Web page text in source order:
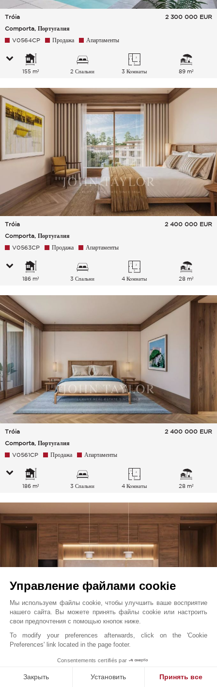
Tróia
Comporta, Португалия
2 300 000 EUR
V0564CP Продажа Апартаменты
155 m² 2 Спальни 3 Комнаты 89 m²
Tróia
Comporta, Португалия
2 400 000 EUR
V0563CP Продажа Апартаменты
186 m² 3 Спальни 4 Комнаты 28 m²
Tróia
Comporta, Португалия
2 400 000 EUR
V0561CP Продажа Апартаменты
186 m² 3 Спальни 4 Комнаты 28 m²
Tróia
2 300 000 EUR
Продажа Апартаменты
Управление файлами cookie
Мы используем файлы cookie, чтобы улучшить ваше восприятие
нашего сайта. Вы можете принять файлы cookie или настроить
свои предпочтения с помощью кнопок ниже.
To modify your preferences afterwards, click on the 'Cookie
Preferences' link located in the page footer.
Consentements certifiés par
Закрыть Установить Принять все